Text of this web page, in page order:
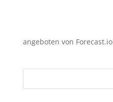
angeboten von Forecast.io